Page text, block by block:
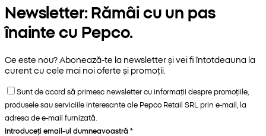
Newsletter: Rămâi cu un pas
înainte cu Pepco.
Ce este nou? Abonează-te la newsletter și vei fi întotdeauna la
curent cu cele mai noi oferte și promoții.
Sunt de acord să primesc newsletter cu informații despre promoțiile,
produsele sau serviciile interesante ale Pepco Retail SRL prin e-mail, la
adresa de e-mail furnizată.
Introduceți email-ul dumneavoastră *